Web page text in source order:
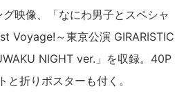
グ映像、「なにわ男子とスペシャ
Voyage!～東京公演 GIRARISTIC
NIGHT ver.」を収録。40P
折りポスターも付く。